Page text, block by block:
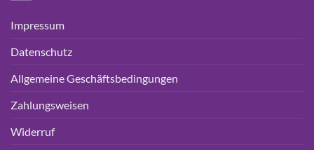
Impressum
Datenschutz
Allgemeine Geschäftsbedingungen
Zahlungsweisen
Widerruf